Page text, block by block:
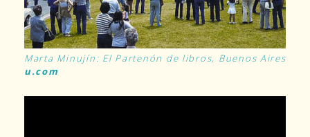
Marta Minujín: El Partenón de libros, Buenos Aires,
u.com